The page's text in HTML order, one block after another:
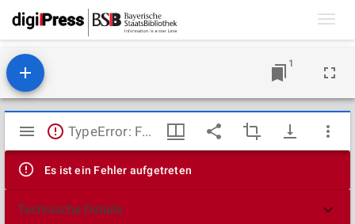
1
Mirador
Viewer
TypeError: Failed to fetch
Es ist ein Fehler aufgetreten
Technische Details